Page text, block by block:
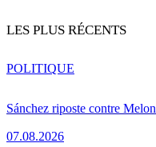
LES PLUS RÉCENTS
Sánchez riposte contre
07.08.2026
POLITIQUE